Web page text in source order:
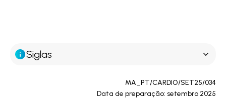
Siglas
MA_PT/CARDIO/SET25/034
Data de preparação: setembro 2025